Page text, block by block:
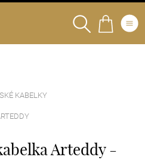
KABELKY
Arteddy -